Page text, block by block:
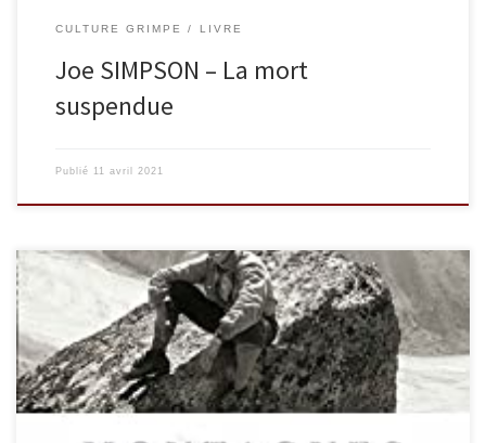
CULTURE GRIMPE LIVRE
Joe SIMPSON – La mort
suspendue
Publié 11 avril 2021
Montagnes d’une vie, les mémoires de Walter Bonatti, pionnier de
l’alpinisme extrême, rescapé d’aventures dramatiques comme
celle du pilier du Frêney, est devenu un classique. Chaque
chapitre est consacré à l’une de ces montagnes qui ont jalonné sa